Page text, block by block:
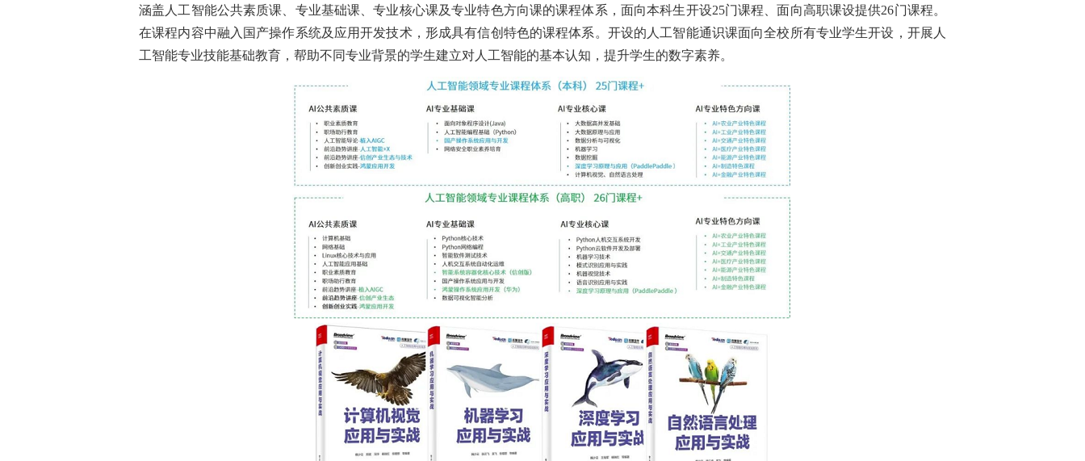
涵盖人工智能公共素质课、专业基础课、专业核心课及专业特色方向课的课程体系，面向本科生开设25门课程、面向高职课设提供26门课程。
在课程内容中融入国产操作系统及应用开发技术，形成具有信创特色的课程体系。开设的人工智能通识课面向全校所有专业学生开设，开展人
工智能专业技能基础教育，帮助不同专业背景的学生建立对人工智能的基本认知，提升学生的数字素养。